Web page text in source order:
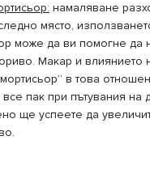
намаляване
място,
може да ви помогне да
Макар и влиянието
в това
пак при пътувания на
ще успеете да